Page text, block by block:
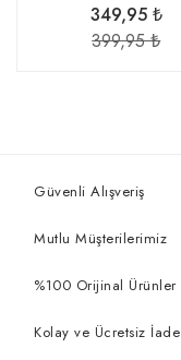
349,95 ₺
399,95 ₺
Güvenli Alışveriş
Mutlu Müşterilerimiz
%100 Orijinal Ürünler
Kolay ve Ücretsiz İade